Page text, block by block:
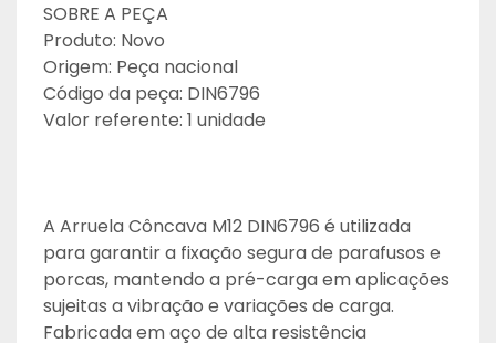
SOBRE A PEÇA
Produto: Novo
Origem: Peça nacional
Código da peça: DIN6796
Valor referente: 1 unidade
A Arruela Côncava M12 DIN6796 é utilizada
para garantir a fixação segura de parafusos e
porcas, mantendo a pré-carga em aplicações
sujeitas a vibração e variações de carga.
Fabricada em aço de alta resistência